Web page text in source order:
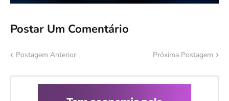
Postar Um Comentário
Postagem Anterior Próxima Postagem